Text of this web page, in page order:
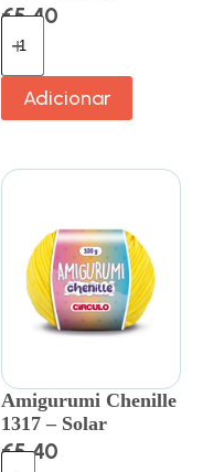
€5.40
Adicionar
Amigurumi Chenille
1317 – Solar
€5.40